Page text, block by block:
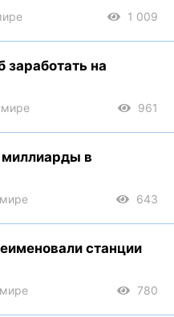
1 009
заработать на
961
миллиарды в
643
станции
780